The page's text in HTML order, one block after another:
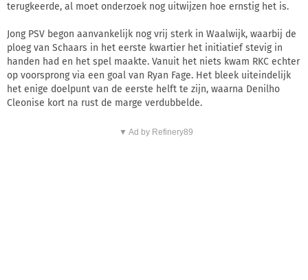
terugkeerde, al moet onderzoek nog uitwijzen hoe ernstig het is.
Jong PSV begon aanvankelijk nog vrij sterk in Waalwijk, waarbij de
ploeg van Schaars in het eerste kwartier het initiatief stevig in
handen had en het spel maakte. Vanuit het niets kwam RKC echter
op voorsprong via een goal van Ryan Fage. Het bleek uiteindelijk
het enige doelpunt van de eerste helft te zijn, waarna Denilho
Cleonise kort na rust de marge verdubbelde.
▼ Ad by Refinery89